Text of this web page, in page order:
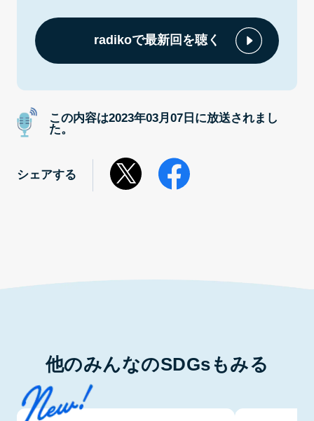
radikoで最新回を聴く
この内容は2023年03月07日に放送されまし
た。
シェアする
他のみんなのSDGsもみる